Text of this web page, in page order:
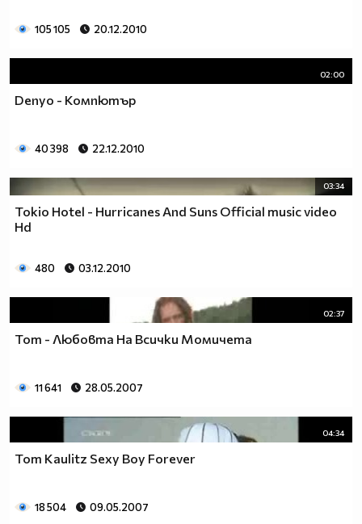
105 105 20.12.2010
02:00
Denyo - Компютър
40 398 22.12.2010
03:34
Tokio Hotel - Hurricanes And Suns Official music video
Hd
480 03.12.2010
02:37
Tom - Любовта На Всички Момичета
11 641 28.05.2007
04:34
Tom Kaulitz Sexy Boy Forever
18 504 09.05.2007